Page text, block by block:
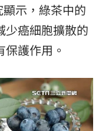
示，綠茶中的
少癌細胞擴散的
護作用。